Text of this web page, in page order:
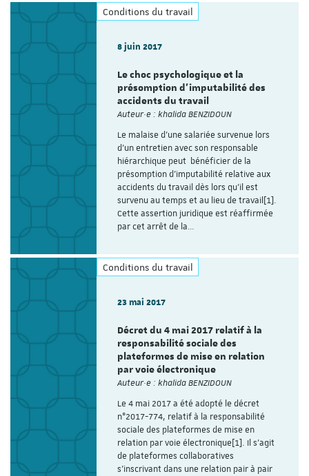
Conditions du travail
8 juin 2017
Le choc psychologique et la
présomption d’imputabilité des
accidents du travail
Auteur·e : khalida BENZIDOUN
Le malaise d’une salariée survenue lors
d’un entretien avec son responsable
hiérarchique peut bénéficier de la
présomption d’imputabilité relative aux
accidents du travail dès lors qu’il est
survenu au temps et au lieu de travail[1].
Cette assertion juridique est réaffirmée
par cet arrêt de la…
Conditions du travail
23 mai 2017
Décret du 4 mai 2017 relatif à la
responsabilité sociale des
plateformes de mise en relation
par voie électronique
Auteur·e : khalida BENZIDOUN
Le 4 mai 2017 a été adopté le décret
n°2017-774, relatif à la responsabilité
sociale des plateformes de mise en
relation par voie électronique[1]. Il s’agit
de plateformes collaboratives
s’inscrivant dans une relation pair à pair